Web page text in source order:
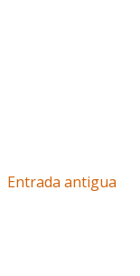
Entrada antigua